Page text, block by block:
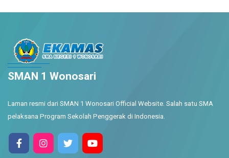
SMAN 1 Wonosari
Laman resmi dari SMAN 1 Wonosari Official Website. Salah satu SMA
pelaksana Program Sekolah Penggerak di Indonesia.